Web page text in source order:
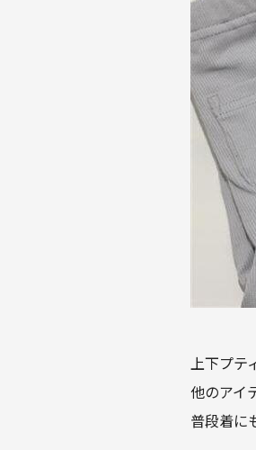
上下プテ
他のアイ
普段着に